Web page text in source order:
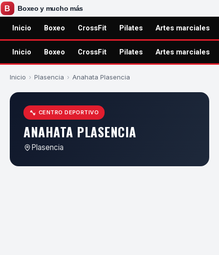
Inicio Boxeo CrossFit Pilates Artes marciales
Inicio Boxeo CrossFit Pilates Artes marciales
Inicio › Plasencia › Anahata Plasencia
CENTRO DEPORTIVO
ANAHATA PLASENCIA
Plasencia